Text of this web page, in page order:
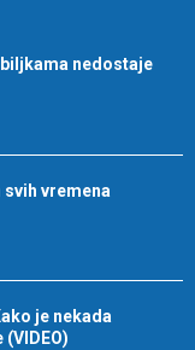
nedostaje
vremena
je nekada